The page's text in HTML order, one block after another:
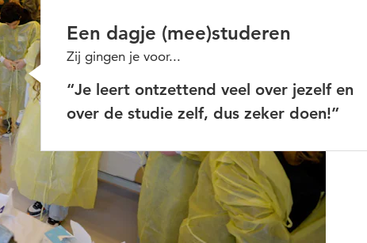
Een dagje (mee)studeren
Zij gingen je voor...
“Je leert ontzettend veel over jezelf en
over de studie zelf, dus zeker doen!”